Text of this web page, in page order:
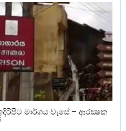
මාර්ගය වැසේ – ආරක්‍ෂක